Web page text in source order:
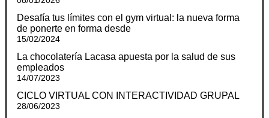
Desafía tus límites con el gym virtual: la nueva forma
de ponerte en forma desde
15/02/2024
La chocolatería Lacasa apuesta por la salud de sus
empleados
14/07/2023
CICLO VIRTUAL CON INTERACTIVIDAD GRUPAL
28/06/2023